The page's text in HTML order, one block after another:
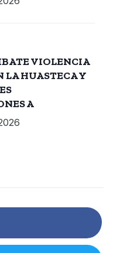
VIOLENCIA
LA HUASTECA Y
A